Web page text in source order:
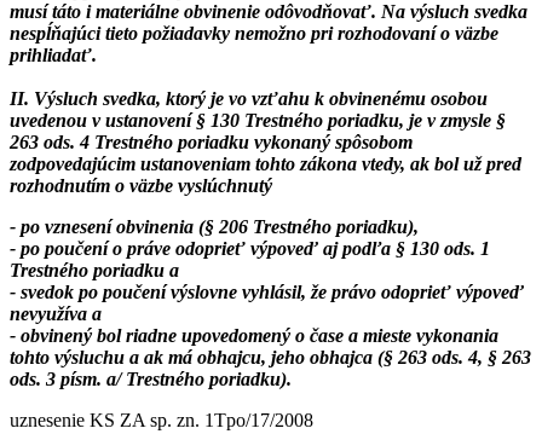
musí táto i materiálne obvinenie odôvodňovať. Na výsluch svedka
nespĺňajúci tieto požiadavky nemožno pri rozhodovaní o väzbe
prihliadať.
II. Výsluch svedka, ktorý je vo vzťahu k obvinenému osobou
uvedenou v ustanovení § 130 Trestného poriadku, je v zmysle §
263 ods. 4 Trestného poriadku vykonaný spôsobom
zodpovedajúcim ustanoveniam tohto zákona vtedy, ak bol už pred
rozhodnutím o väzbe vyslúchnutý
- po vznesení obvinenia (§ 206 Trestného poriadku),
- po poučení o práve odoprieť výpoveď aj podľa § 130 ods. 1
Trestného poriadku a
- svedok po poučení výslovne vyhlásil, že právo odoprieť výpoveď
nevyužíva a
- obvinený bol riadne upovedomený o čase a mieste vykonania
tohto výsluchu a ak má obhajcu, jeho obhajca (§ 263 ods. 4, § 263
ods. 3 písm. a/ Trestného poriadku).
uznesenie KS ZA sp. zn. 1Tpo/17/2008